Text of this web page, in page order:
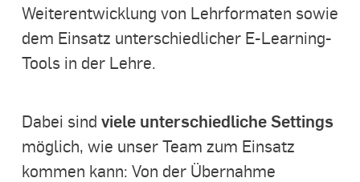
Weiterentwicklung von Lehrformaten sowie
dem Einsatz unterschiedlicher E-Learning-
Tools in der Lehre.
Dabei sind viele unterschiedliche Settings
möglich, wie unser Team zum Einsatz
kommen kann: Von der Übernahme